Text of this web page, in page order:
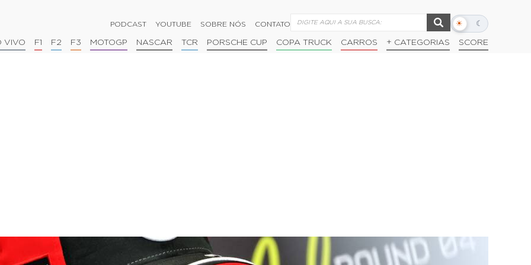
PODCAST YOUTUBE SOBRE NÓS CONTATO ☀ ☾
Alternar
escuro
VIVO F1 F2 F3 MOTOGP NASCAR TCR PORSCHE CUP COPA TRUCK CARROS + CATEGORIAS SCORE